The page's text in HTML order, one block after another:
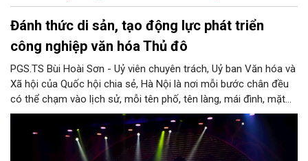
Đánh thức di sản, tạo động lực phát triển
công nghiệp văn hóa Thủ đô
PGS.TS Bùi Hoài Sơn - Uỷ viên chuyên trách, Uỷ ban Văn hóa và
Xã hội của Quốc hội chia sẻ, Hà Nội là nơi mỗi bước chân đều
có thể chạm vào lịch sử, mỗi tên phố, tên làng, mái đình, mặt
hồ, nếp nhà, câu hát, món ăn, làn điệu, nghề thủ công đều có
thể kể một câu chuyện về chiều sâu văn hiến của dân tộc.
Nhưng trong kỷ nguyên mới, câu hỏi đặt ra không chỉ Hà Nội có